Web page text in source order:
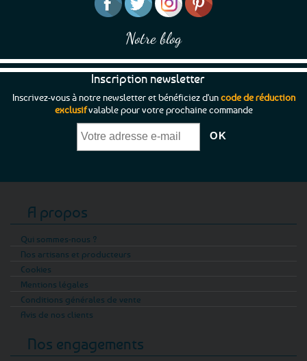
Notre blog
Inscription newsletter
Inscrivez-vous à notre newsletter et bénéficiez d'uncode de réduction
exclusifvalable pour votre prochaine commande
A propos
Qui sommes-nous ?
Nos artisans et producteurs
Cookies
Mentions légales
Conditions générales de vente
Avis de nos clients
Nos engagements